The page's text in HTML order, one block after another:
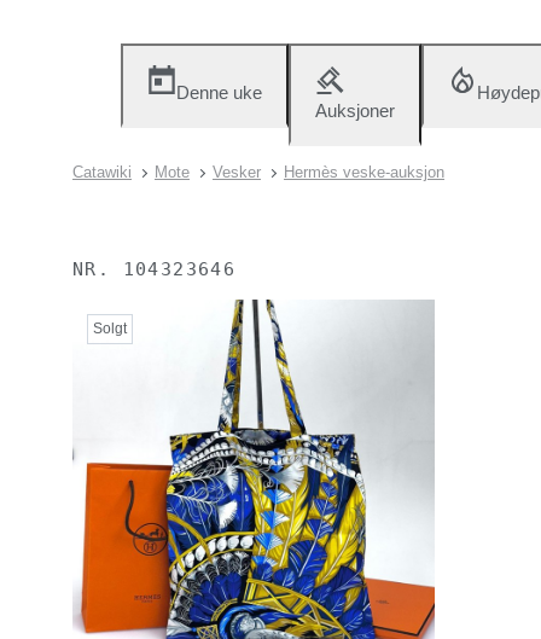
Denne uke
Auksjoner
Catawiki Mote Vesker Hermès veske-auksjon
NR. 104323646
Solgt